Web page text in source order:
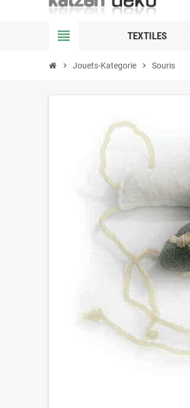
view_headline TEXTILES
chevron_right Jouets-Kategorie chevron_right Souris